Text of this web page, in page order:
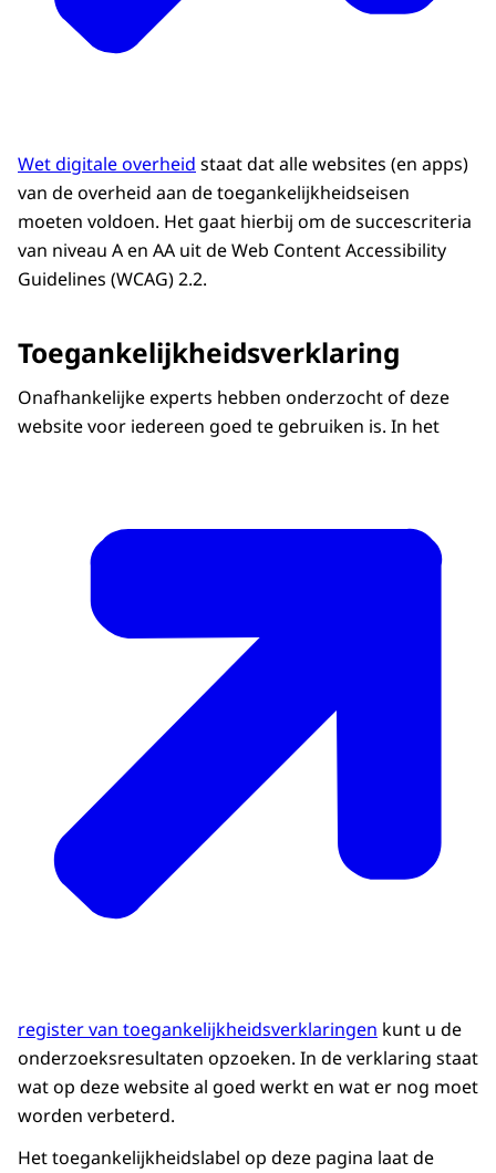
Wet digitale overheid staat dat alle websites (en apps)
van de overheid aan de toegankelijkheidseisen
moeten voldoen. Het gaat hierbij om de succescriteria
van niveau A en AA uit de Web Content Accessibility
Guidelines (WCAG) 2.2.
Toegankelijkheidsverklaring
Onafhankelijke experts hebben onderzocht of deze
website voor iedereen goed te gebruiken is. In het
register van toegankelijkheidsverklaringen kunt u de
onderzoeksresultaten opzoeken. In de verklaring staat
wat op deze website al goed werkt en wat er nog moet
worden verbeterd.
Het toegankelijkheidslabel op deze pagina laat de